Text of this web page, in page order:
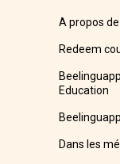
A propos
Redeem
Education
Dans les